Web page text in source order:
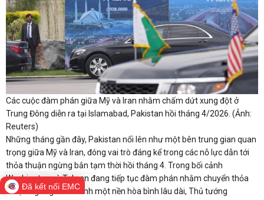
Các cuộc đàm phán giữa Mỹ và Iran nhằm chấm dứt xung đột ở
Trung Đông diễn ra tại Islamabad, Pakistan hồi tháng 4/2026. (Ảnh:
Reuters)
Những tháng gần đây, Pakistan nổi lên như một bên trung gian quan
trọng giữa Mỹ và Iran, đóng vai trò đáng kể trong các nỗ lực dẫn tới
thỏa thuận ngừng bắn tạm thời hồi tháng 4. Trong bối cảnh
Washington và Tehran đang tiếp tục đàm phán nhằm chuyển thỏa
thuận ngừng bắn thành một nền hòa bình lâu dài, Thủ tướng
Đã kết nối EMC